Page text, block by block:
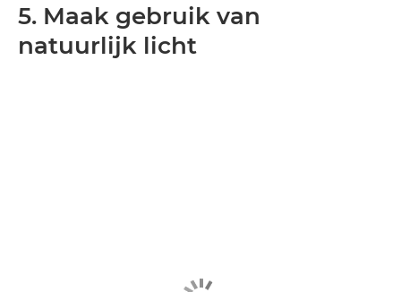
5. Maak gebruik van
natuurlijk licht